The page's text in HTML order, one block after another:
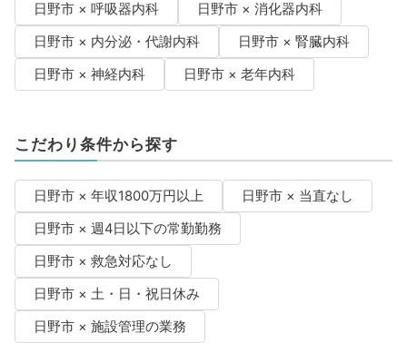
日野市 × 呼吸器内科
日野市 × 消化器内科
日野市 × 内分泌・代謝内科
日野市 × 腎臓内科
日野市 × 神経内科
日野市 × 老年内科
こだわり条件から探す
日野市 × 年収1800万円以上
日野市 × 当直なし
日野市 × 週4日以下の常勤勤務
日野市 × 救急対応なし
日野市 × 土・日・祝日休み
日野市 × 施設管理の業務